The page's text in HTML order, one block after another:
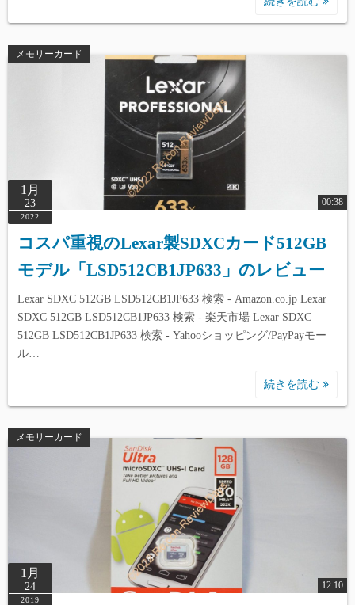
メモリーカード
1月
23
2022
00:38
コスパ重視のLexar製SDXCカード512GB
モデル「LSD512CB1JP633」のレビュー
Lexar SDXC 512GB LSD512CB1JP633 検索 - Amazon.co.jp Lexar
SDXC 512GB LSD512CB1JP633 検索 - 楽天市場 Lexar SDXC
512GB LSD512CB1JP633 検索 - Yahooショッピング/PayPayモー
ル…
続きを読む
メモリーカード
1月
24
2019
12:10